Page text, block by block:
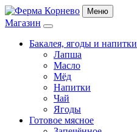
Меню
Магазин
Бакалея, ягоды и напитки
Лапша
Масло
Мёд
Напитки
Чай
Ягоды
Готовое мясное